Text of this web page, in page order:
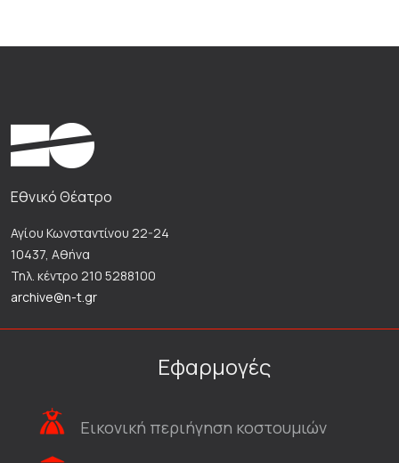
Εθνικό Θέατρο
Αγίου Κωνσταντίνου 22-24
10437, Αθήνα
Τηλ. κέντρο 210 5288100
archive@n-t.gr
Εφαρμογές
Εικονική περιήγηση κοστουμιών